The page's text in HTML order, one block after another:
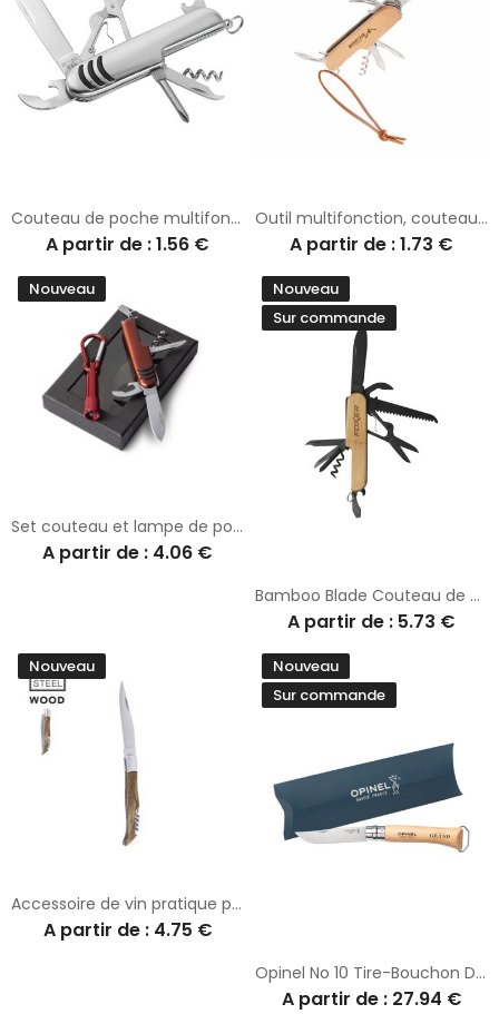
Couteau de poche multifonctionnel
A partir de : 1.56 €
Outil multifonction, couteau de poche, 7 fonctions | Beatrice
A partir de : 1.73 €
Nouveau
Set couteau et lampe de poche personnalisé Sufli
A partir de : 4.06 €
Nouveau
Sur commande
Bamboo Blade Couteau de poche
A partir de : 5.73 €
Nouveau
Accessoire de vin pratique personnalisé canif tire-bouchon Sparq
A partir de : 4.75 €
Nouveau
Sur commande
Opinel No 10 Tire-Bouchon Décapsuleur en fourreau
A partir de : 27.94 €